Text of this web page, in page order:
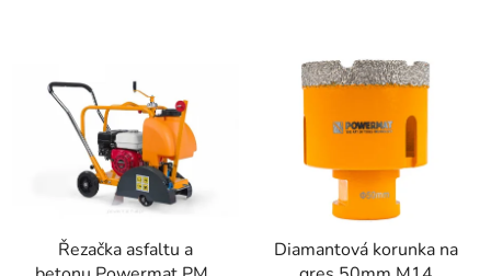
Řezačka asfaltu a
Diamantová korunka na